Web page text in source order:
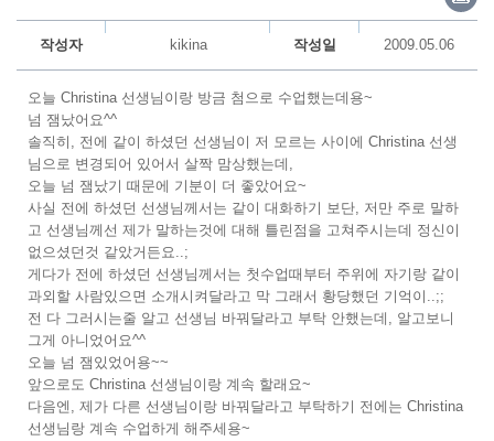
작성자 kikina 작성일 2009.05.06
오늘 Christina 선생님이랑 방금 첨으로 수업했는데용~
넘 잼났어요^^
솔직히, 전에 같이 하셨던 선생님이 저 모르는 사이에 Christina 선생
님으로 변경되어 있어서 살짝 맘상했는데,
오늘 넘 잼났기 때문에 기분이 더 좋았어요~
사실 전에 하셨던 선생님께서는 같이 대화하기 보단, 저만 주로 말하
고 선생님께선 제가 말하는것에 대해 틀린점을 고쳐주시는데 정신이
없으셨던것 같았거든요..;
게다가 전에 하셨던 선생님께서는 첫수업때부터 주위에 자기랑 같이
과외할 사람있으면 소개시켜달라고 막 그래서 황당했던 기억이..;;
전 다 그러시는줄 알고 선생님 바꿔달라고 부탁 안했는데, 알고보니
그게 아니었어요^^
오늘 넘 잼있었어용~~
앞으로도 Christina 선생님이랑 계속 할래요~
다음엔, 제가 다른 선생님이랑 바꿔달라고 부탁하기 전에는 Christina
선생님랑 계속 수업하게 해주세용~